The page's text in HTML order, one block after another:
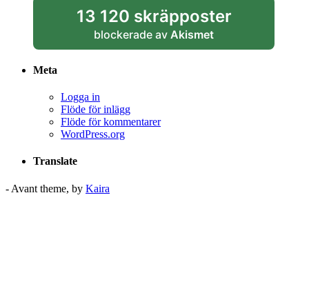
13 120 skräpposter
blockerade av Akismet
Meta
Logga in
Flöde för inlägg
Flöde för kommentarer
WordPress.org
Translate
- Avant theme, by Kaira